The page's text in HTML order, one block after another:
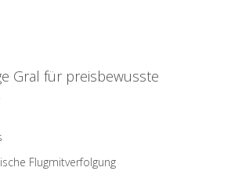
Gral für preisbewusste
Flugmitverfolgung